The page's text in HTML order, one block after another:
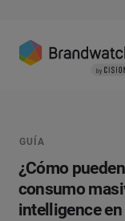
GUÍA
¿Cómo
consumo
intelligence